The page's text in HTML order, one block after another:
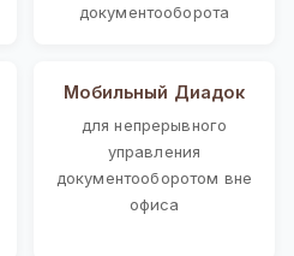
документооборота
Мобильный Диадок
для непрерывного
управления
документооборотом вне
офиса